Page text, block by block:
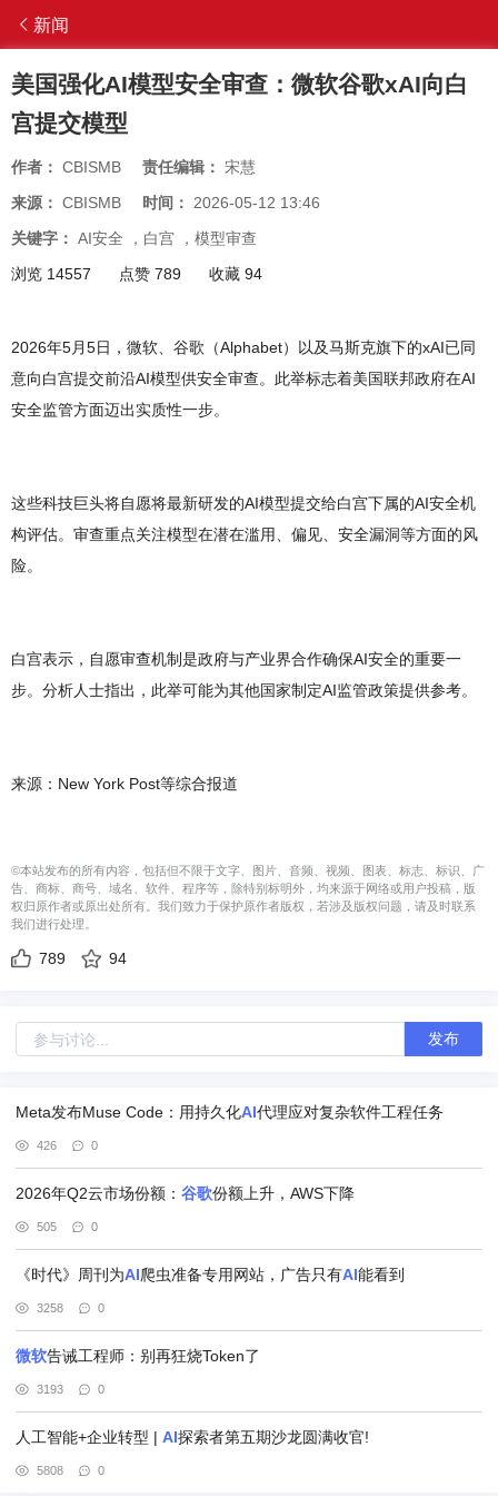
新闻
美国强化AI模型安全审查：微软谷歌xAI向白
宫提交模型
作者： CBISMB 责任编辑： 宋慧
来源： CBISMB 时间： 2026-05-12 13:46
关键字： AI安全 ， 白宫 ， 模型审查
浏览 14557
点赞 789 收藏 94
2026年5月5日，微软、谷歌（Alphabet）以及马斯克旗下的xAI已同
意向白宫提交前沿AI模型供安全审查。此举标志着美国联邦政府在AI
安全监管方面迈出实质性一步。
这些科技巨头将自愿将最新研发的AI模型提交给白宫下属的AI安全机
构评估。审查重点关注模型在潜在滥用、偏见、安全漏洞等方面的风
险。
白宫表示，自愿审查机制是政府与产业界合作确保AI安全的重要一
步。分析人士指出，此举可能为其他国家制定AI监管政策提供参考。
来源：New York Post等综合报道
©本站发布的所有内容，包括但不限于文字、图片、音频、视频、图表、标志、标识、广
告、商标、商号、域名、软件、程序等，除特别标明外，均来源于网络或用户投稿，版
权归原作者或原出处所有。我们致力于保护原作者版权，若涉及版权问题，请及时联系
我们进行处理。
789 94
发布
Meta发布Muse Code：用持久化AI代理应对复杂软件工程任务
426 0
2026年Q2云市场份额： 谷歌份额上升，AWS下降
505 0
《时代》周刊为AI爬虫准备专用网站，广告只有AI能看到
3258 0
微软告诫工程师：别再狂烧Token了
3193 0
人工智能+企业转型 | AI探索者第五期沙龙圆满收官!
5808 0